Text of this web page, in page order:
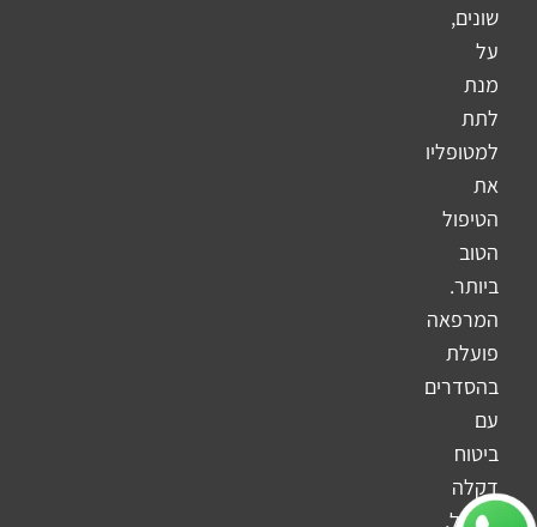
שונים,
על
מנת
לתת
למטופליו
את
הטיפול
הטוב
ביותר.
המרפאה
פועלת
בהסדרים
עם
ביטוח
דקלה
והראל,